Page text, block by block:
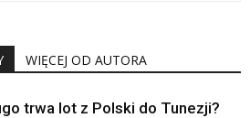
WIĘCEJ OD AUTORA
trwa lot z Polski do Tunezji?